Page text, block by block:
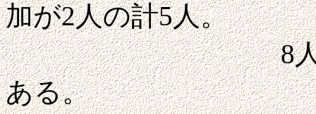
加が2人の計5人。
8人乗りのバ
ある。